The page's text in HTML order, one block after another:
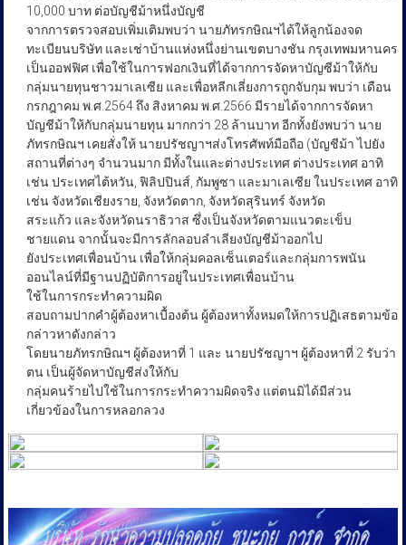
10,000 บาท ต่อบัญชีม้าหนึ่งบัญชี
จากการตรวจสอบเพิ่มเติมพบว่า นายภัทรกษิณฯได้ให้ลูกน้องจด
ทะเบียนบริษัท และเช่าบ้านแห่งหนึ่งย่านเขตบางชัน กรุงเทพมหานคร
เป็นออฟฟิศ เพื่อใช้ในการฟอกเงินที่ได้จากการจัดหาบัญซีม้าให้กับ
กลุ่มนายทุนชาวมาเลเซีย และเพื่อหลีกเลี่ยงการถูกจับกุม พบว่า เดือน
กรกฎาคม พ.ศ.2564 ถึง สิงหาคม พ.ศ.2566 มีรายได้จากการจัดหา
บัญชีม้าให้กับกลุ่มนายทุน มากกว่า 28 ล้านบาท อีกทั้งยังพบว่า นาย
ภัทรกษิณฯ เคยสั่งให้ นายปรัชญาฯส่งโทรศัพท์มือถือ (บัญชีม้า ไปยัง
สถานที่ต่างๆ จำนวนมาก มีทั้งในและต่างประเทศ ต่างประเทศ อาทิ
เช่น ประเทศไต้หวัน, ฟิลิปปินส์, กัมพูซา และมาเลเซีย ในประเทศ อาทิ
เช่น จังหวัดเชียงราย, จังหวัดตาก, จังหวัดสุรินทร์ จังหวัด
สระแก้ว และจังหวัดนราธิวาส ซึ่งเป็นจังหวัดตามแนวตะเข็บ
ชายแดน จากนั้นจะมีการลักลอบลำเลียงบัญชีม้าออกไป
ยังประเทศเพื่อนบ้าน เพื่อให้กลุ่มคอลเซ็นเตอร์และกลุ่มการพนัน
ออนไลน์ที่มีฐานปฏิบัติการอยู่ในประเทศเพื่อนบ้าน
ใช้ในการกระทำความผิด
สอบถามปากคำผู้ต้องหาเบื้องต้น ผู้ต้องหาทั้งหมดให้การปฏิเสธตามข้อ
กล่าวหาดังกล่าว
โดยนายภัทรกษิณฯ ผู้ต้องหาที่ 1 และ นายปรัชญาฯ ผู้ต้องหาที่ 2 รับว่า
ตน เป็นผู้จัดหาบัญชีส่งให้กับ
กลุ่มคนร้ายไปใช้ในการกระทำความผิดจริง แต่ตนมิได้มีส่วน
เกี่ยวข้องในการหลอกลวง